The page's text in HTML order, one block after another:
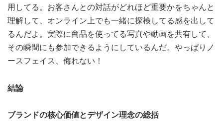
用してる。お客さんとの対話がどれほど重要かをちゃんと
理解して、オンライン上でも一緒に探検してる感を出して
るんだよ。実際に商品を使ってる写真や動画を共有して、
その瞬間にも参加できるようにしているんだ。やっぱりノ
ースフェイス、侮れない！
結論
ブランドの核心価値とデザイン理念の総括